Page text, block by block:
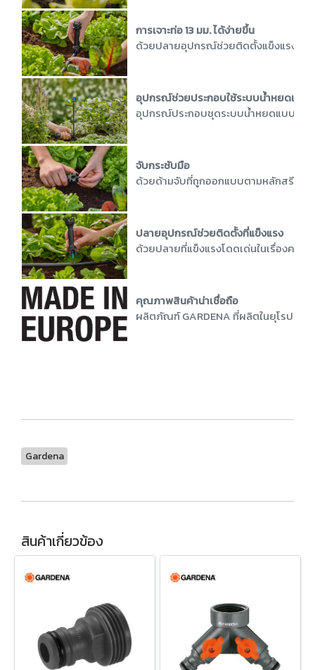
การเจาะท่อ 13 มม. ได้ง่ายขึ้น
ด้วยปลายอุปกรณ์ช่วยติดตั้งแข็งแรง ทำใ
อุปกรณ์ช่วยประกอบใช้ระบบน้ำหยดแบ
อุปกรณ์ประกอบชุดระบบน้ำหยดแบบ
จับกระชับมือ
ด้วยด้ามจับที่ถูกออกแบบตามหลักสรีรศา
ปลายอุปกรณ์ช่วยติดตั้งที่แข็งแรง
ด้วยปลายที่แข็งแรงโดดเด่นในเรื่องควา
คุณภาพสินค้าน่าเชื่อถือ
ผลิตภัณฑ์ GARDENA ที่ผลิตในยุโรปยืน
Gardena
สินค้าเกี่ยวข้อง